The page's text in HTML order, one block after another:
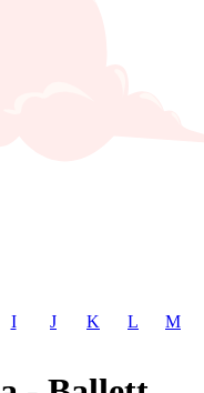
I J K L M